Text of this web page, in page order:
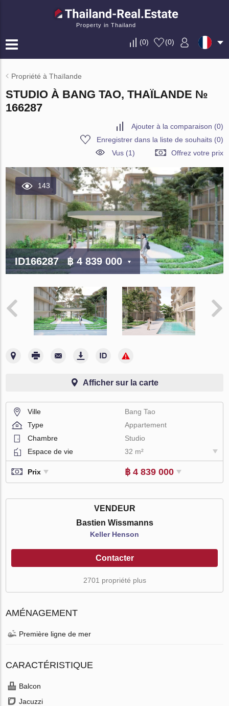
Property in Thailand
(0) (0)
Propriété à Thaïlande
STUDIO À BANG TAO, THAÏLANDE №
166287
Ajouter à la comparaison (0)
Enregistrer dans la liste de souhaits(0)
Vus (1)
Offrez votre prix
143
ID166287 ฿ 4 839 000
Afficher sur la carte
Ville
Bang Tao
Type
Appartement
Chambre
Studio
Espace de vie
32 m²
Prix ฿ 4 839 000
VENDEUR
Bastien Wissmanns
Keller Henson
Contacter
2701 propriété plus
AMÉNAGEMENT
Première ligne de mer
CARACTÉRISTIQUE
Balcon
Jacuzzi